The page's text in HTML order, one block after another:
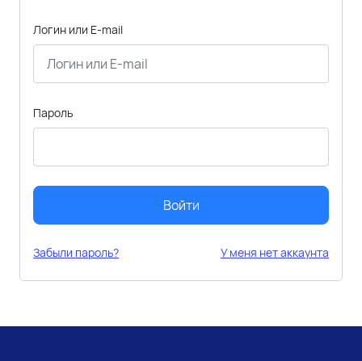
Логин или E-mail
Пароль
Войти
Забыли пароль? У меня нет аккаунта